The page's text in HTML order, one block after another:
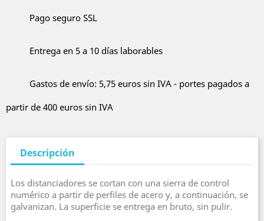
Pago seguro SSL
Entrega en 5 a 10 días laborables
Gastos de envío: 5,75 euros sin IVA - portes pagados a
partir de 400 euros sin IVA
Descripción
Los distanciadores se cortan con una sierra de control
numérico a partir de perfiles de acero y, a continuación, se
galvanizan. La superficie se entrega en bruto, sin pulir.